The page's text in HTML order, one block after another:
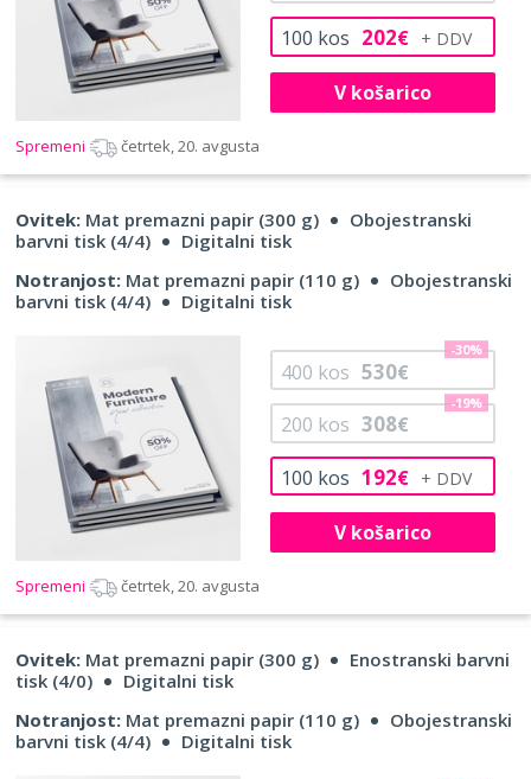
100 kos 202€
V košarico
Spremeni četrtek, 20. avgusta
Ovitek: Mat premazni papir (300 g)
Obojestranski
barvni tisk (4/4)
Digitalni tisk
Notranjost: Mat premazni papir (110 g)
Obojestranski
barvni tisk (4/4)
Digitalni tisk
100 kos 192€
200 kos 308€
-19%
400 kos 530€
-30%
V košarico
Spremeni četrtek, 20. avgusta
Ovitek: Mat premazni papir (300 g)
Enostranski barvni
tisk (4/0)
Digitalni tisk
Notranjost: Mat premazni papir (110 g)
Obojestranski
barvni tisk (4/4)
Digitalni tisk